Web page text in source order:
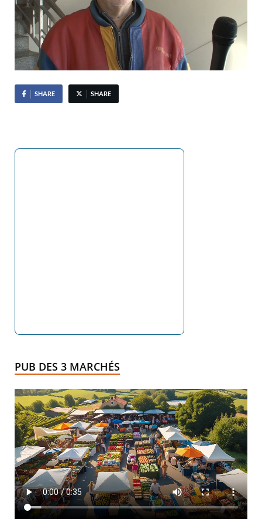
SHARE SHARE
PUB DES 3 MARCHÉS